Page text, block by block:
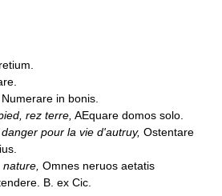
Numerare in bonis.
rez terre, AEquare domos solo.
pour la vie d'autruy, Ostentare
Omnes neruos aetatis
B. ex Cic.